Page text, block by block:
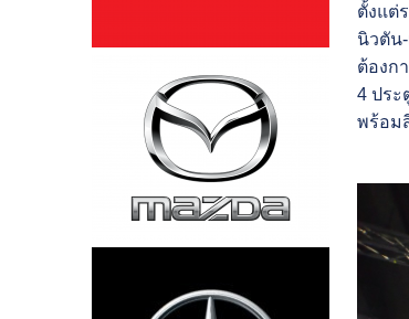
ตั้งแต่
นิวตัน
ต้องก
4 ประ
พร้อม